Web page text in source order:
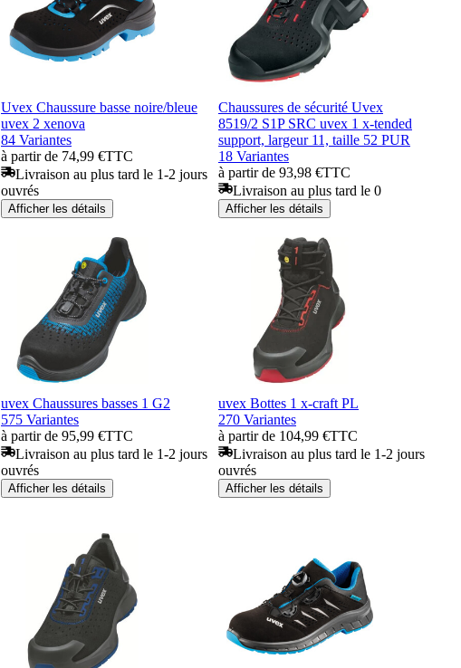
Uvex Chaussure basse noire/bleue
uvex 2 xenova
84 Variantes
à partir de 74,99 €TTC
Livraison au plus tard le 1-2 jours
ouvrés
Afficher les détails
Chaussures de sécurité Uvex
8519/2 S1P SRC uvex 1 x-tended
support, largeur 11, taille 52 PUR
18 Variantes
à partir de 93,98 €TTC
Livraison au plus tard le 0
Afficher les détails
uvex Chaussures basses 1 G2
575 Variantes
à partir de 95,99 €TTC
Livraison au plus tard le 1-2 jours
ouvrés
Afficher les détails
uvex Bottes 1 x-craft PL
270 Variantes
à partir de 104,99 €TTC
Livraison au plus tard le 1-2 jours
ouvrés
Afficher les détails